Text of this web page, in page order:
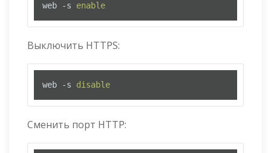
web -s enable
Выключить HTTPS:
web -s disable
Сменить порт HTTP: